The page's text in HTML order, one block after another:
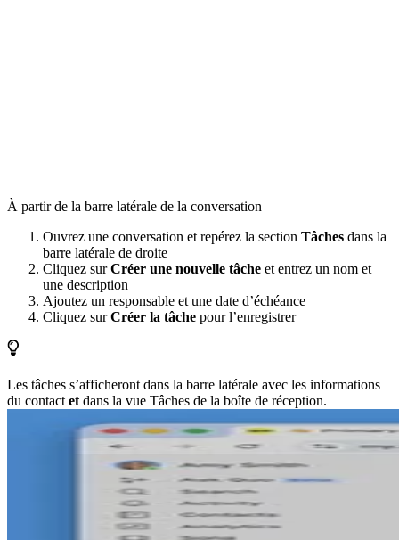
À partir de la barre latérale de la conversation
Ouvrez une conversation et repérez la section Tâches dans la
barre latérale de droite
Cliquez surCréer une nouvelle tâche et entrez un nom et
une description
Ajoutez un responsable et une date d’échéance
Cliquez surCréer la tâche pour l’enregistrer
Les tâches s’afficheront dans la barre latérale avec les informations
du contact et dans la vue Tâches de la boîte de réception.